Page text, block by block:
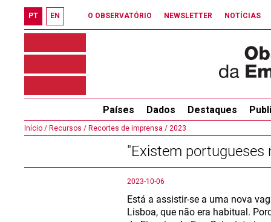
PT EN O OBSERVATÓRIO NEWSLETTER NOTÍCIAS
Países Dados Destaques
Início / Recursos / Recortes de imprensa / 2023
"Existem portugueses
2023-10-06
Está a assistir-se a uma nova
Lisboa, que não era habitual.